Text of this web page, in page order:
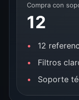
Compra con
12
12
Filtros
Soporte